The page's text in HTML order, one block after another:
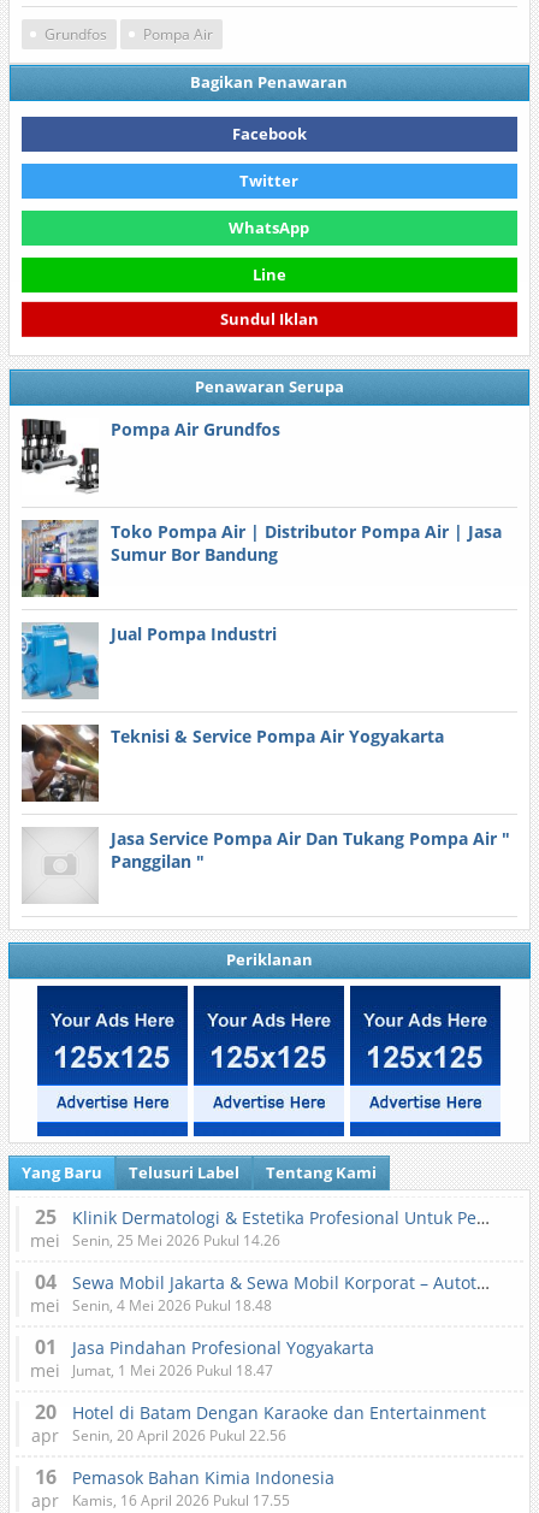
Grundfos Pompa Air
Bagikan Penawaran
Facebook
Twitter
WhatsApp
Line
Sundul Iklan
Penawaran Serupa
Pompa Air Grundfos
Toko Pompa Air | Distributor Pompa Air | Jasa
Sumur Bor Bandung
Jual Pompa Industri
Teknisi & Service Pompa Air Yogyakarta
Jasa Service Pompa Air Dan Tukang Pompa Air "
Panggilan "
Periklanan
Yang Baru Telusuri Label Tentang Kami
25
mei
Klinik Dermatologi & Estetika Profesional Untuk Perawatan Kulit dan Kecantikan
Senin, 25 Mei 2026 Pukul 14.26
04
mei
Sewa Mobil Jakarta & Sewa Mobil Korporat – Autotranz Indonesia
Senin, 4 Mei 2026 Pukul 18.48
01
mei
Jasa Pindahan Profesional Yogyakarta
Jumat, 1 Mei 2026 Pukul 18.47
20
apr
Hotel di Batam Dengan Karaoke dan Entertainment
Senin, 20 April 2026 Pukul 22.56
16
apr
Pemasok Bahan Kimia Indonesia
Kamis, 16 April 2026 Pukul 17.55